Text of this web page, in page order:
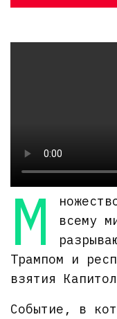
М
всему
Трампом и
взятия
Событие, в